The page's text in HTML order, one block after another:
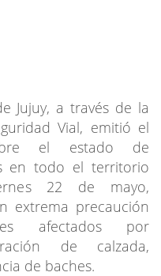
Jujuy, a través de la
Vial, emitió el
el estado de
en todo el territorio
22 de mayo,
extrema precaución
afectados por
de calzada,
de baches.